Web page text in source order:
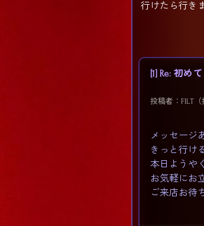
行けたら行き
[1] Re: 初めて
投稿者：FILT（
メッセージ
きっと行け
本日ようや
お気軽にお
ご来店お待